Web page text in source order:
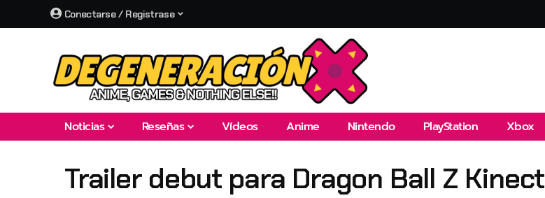
Conectarse / Registrase
Noticias Reseñas Vídeos Anime Nintendo PlayStation Xbox
Trailer debut para Dragon Ball Z Kinect